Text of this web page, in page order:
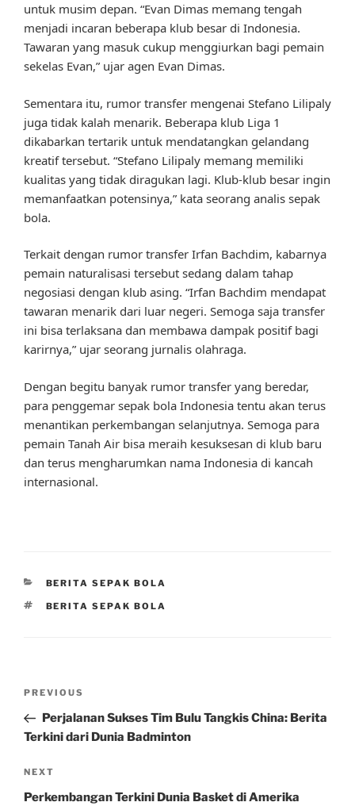
untuk musim depan. “Evan Dimas memang tengah
menjadi incaran beberapa klub besar di Indonesia.
Tawaran yang masuk cukup menggiurkan bagi pemain
sekelas Evan,” ujar agen Evan Dimas.
Sementara itu, rumor transfer mengenai Stefano Lilipaly
juga tidak kalah menarik. Beberapa klub Liga 1
dikabarkan tertarik untuk mendatangkan gelandang
kreatif tersebut. “Stefano Lilipaly memang memiliki
kualitas yang tidak diragukan lagi. Klub-klub besar ingin
memanfaatkan potensinya,” kata seorang analis sepak
bola.
Terkait dengan rumor transfer Irfan Bachdim, kabarnya
pemain naturalisasi tersebut sedang dalam tahap
negosiasi dengan klub asing. “Irfan Bachdim mendapat
tawaran menarik dari luar negeri. Semoga saja transfer
ini bisa terlaksana dan membawa dampak positif bagi
karirnya,” ujar seorang jurnalis olahraga.
Dengan begitu banyak rumor transfer yang beredar,
para penggemar sepak bola Indonesia tentu akan terus
menantikan perkembangan selanjutnya. Semoga para
pemain Tanah Air bisa meraih kesuksesan di klub baru
dan terus mengharumkan nama Indonesia di kancah
internasional.
CATEGORIES
BERITA SEPAK BOLA
TAGS
BERITA SEPAK BOLA
Previous
Post
PREVIOUS
Perjalanan Sukses Tim Bulu Tangkis China: Berita
Terkini dari Dunia Badminton
Next
Post
NEXT
Perkembangan Terkini Dunia Basket di Amerika